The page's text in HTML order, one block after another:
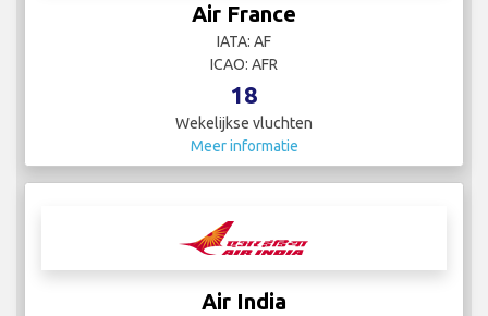
Air France
IATA: AF
ICAO: AFR
18
Wekelijkse vluchten
Meer informatie
Air India